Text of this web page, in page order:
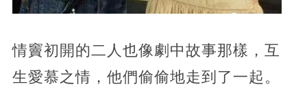
情竇初開的二人也像劇中故事那樣，互
生愛慕之情，他們偷偷地走到了一起。